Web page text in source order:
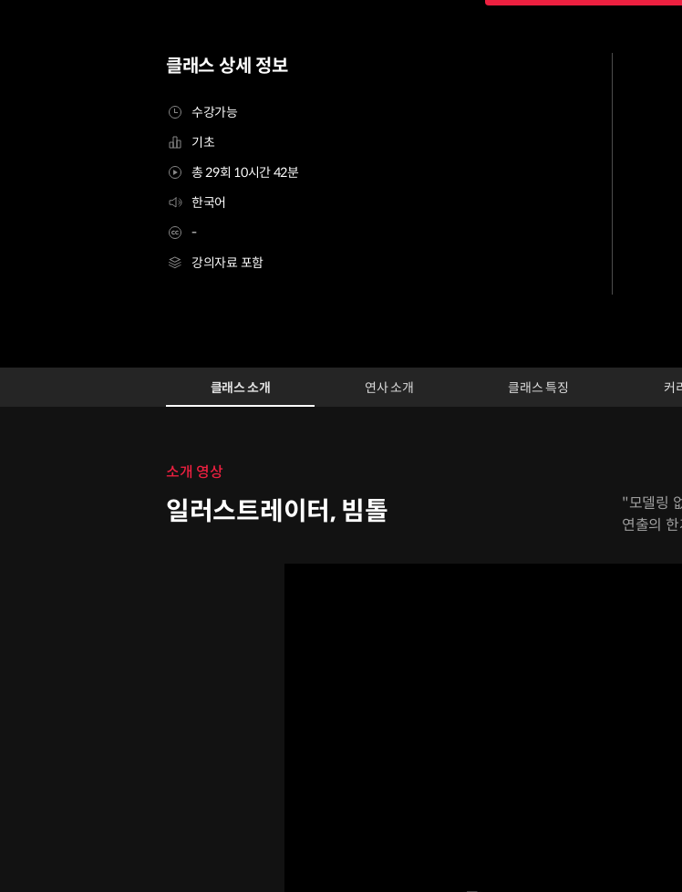
클래스 상세 정보
수강가능
기초
총 29회 10시간 42분
한국어
-
강의자료 포함
Configuration Information Shortcuts
클래스 소개 연사 소개 클래스 특징 커
소개 영상
일러스트레이터, 빔톨
"모델링
연출의